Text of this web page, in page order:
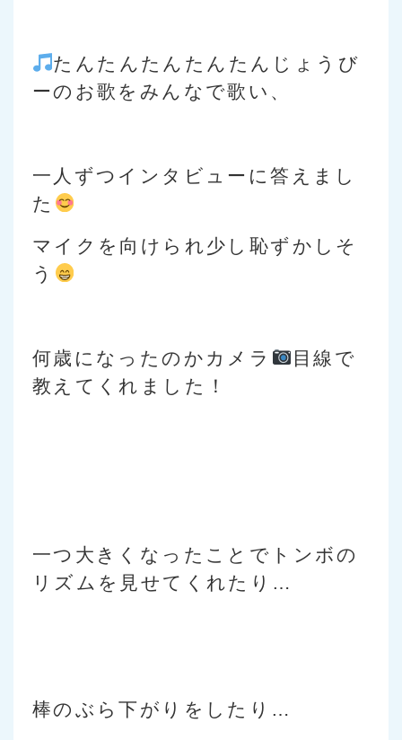
たんたんたんたんたんじょうび
ーのお歌をみんなで歌い、
一人ずつインタビューに答えまし
た
マイクを向けられ少し恥ずかしそ
う
何歳になったのかカメラ
目線で
教えてくれました！
一つ大きくなったことでトンボの
リズムを見せてくれたり…
棒のぶら下がりをしたり…